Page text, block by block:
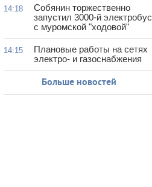
14:18
Собянин торжественно
запустил 3000-й электробус
с муромской "ходовой"
14:15
Плановые работы на сетях
электро- и газоснабжения
Больше новостей